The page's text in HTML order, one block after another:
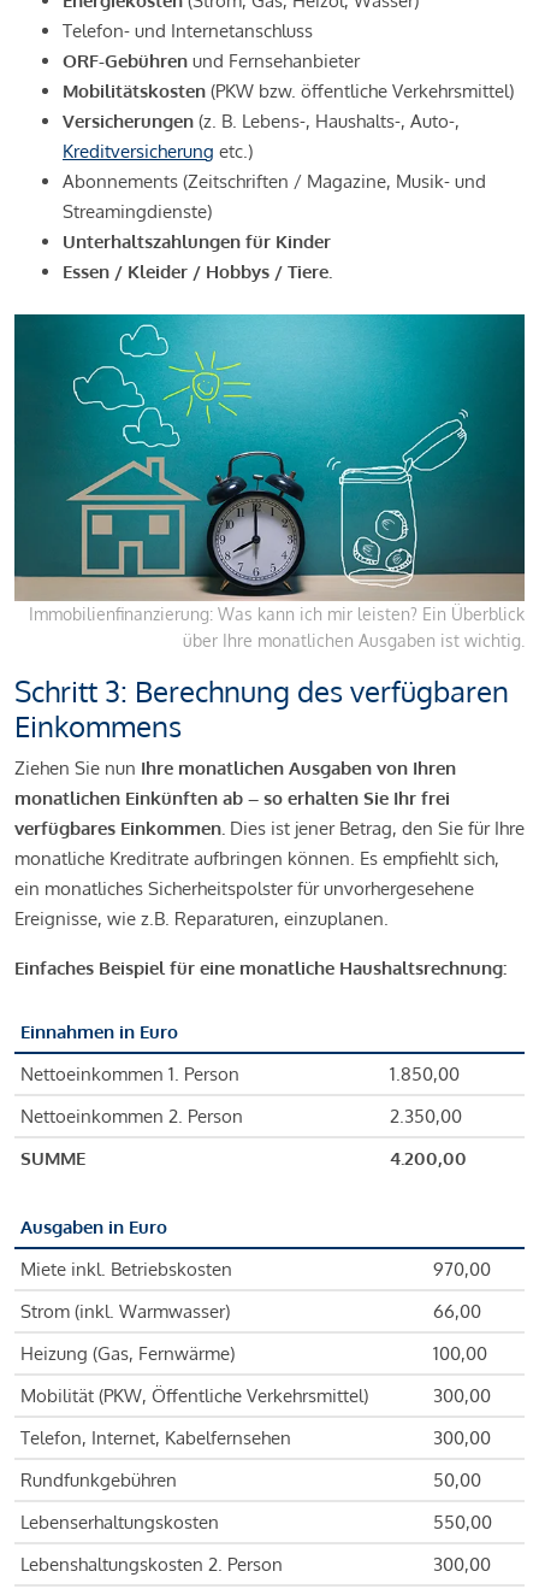
Telefon- und Internetanschluss
ORF-Gebühren und Fernsehanbieter
Mobilitätskosten (PKW bzw. öffentliche Verkehrsmittel)
Versicherungen (z. B. Lebens-, Haushalts-, Auto-,
Kreditversicherung etc.)
Abonnements (Zeitschriften / Magazine, Musik- und
Streamingdienste)
Unterhaltszahlungen für Kinder
Essen / Kleider / Hobbys / Tiere.
Immobilienfinanzierung: Was kann ich mir leisten? Ein Überblick
über Ihre monatlichen Ausgaben ist wichtig.
Schritt 3: Berechnung des verfügbaren
Einkommens
Ziehen Sie nun Ihre monatlichen Ausgaben von Ihren
monatlichen Einkünften ab – so erhalten Sie Ihr frei
verfügbares Einkommen. Dies ist jener Betrag, den Sie für Ihre
monatliche Kreditrate aufbringen können. Es empfiehlt sich,
ein monatliches Sicherheitspolster für unvorhergesehene
Ereignisse, wie z.B. Reparaturen, einzuplanen.
Einfaches Beispiel für eine monatliche Haushaltsrechnung:
Einnahmen in Euro
Nettoeinkommen 1. Person
1.850,00
Nettoeinkommen 2. Person
2.350,00
SUMME
4.200,00
Ausgaben in Euro
Miete inkl. Betriebskosten
970,00
Strom (inkl. Warmwasser)
66,00
Heizung (Gas, Fernwärme)
100,00
Mobilität (PKW, Öffentliche Verkehrsmittel)
300,00
Telefon, Internet, Kabelfernsehen
300,00
Rundfunkgebühren
50,00
Lebenserhaltungskosten
550,00
Lebenshaltungskosten 2. Person
300,00